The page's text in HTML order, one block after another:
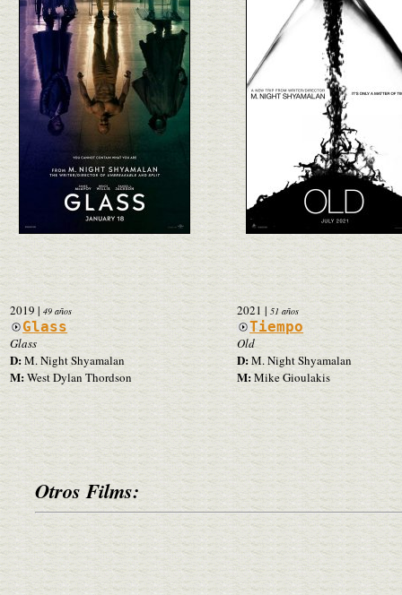
2019 | 49 años
Glass
Glass
D:M. Night Shyamalan
M:West Dylan Thordson
2021 | 51 años
Tiempo
Old
D:M. Night Shyamalan
M:Mike Gioulakis
Otros Films: